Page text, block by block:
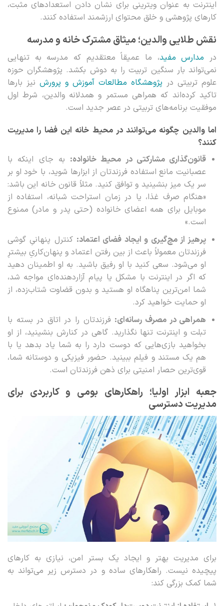
اینترنت به عنوان ویترینی برای نشان دادن استعدادهای مثبت،
کارهای پژوهشی و خلق محتوای ارزشمند استفاده کنند.
نقش طلایی والدین؛ میثاق مشترک خانه و مدرسه
در مدارس مفید، ما عمیقاً معتقدیم که مدرسه به تنهایی
نمی‌تواند بار سنگین تربیت را به دوش بکشد. پژوهشگران حوزه
علوم تربیتی در پژوهشگاه مطالعات آموزش و پرورش نیز بارها
تاکید کرده‌اند که همراهی مستمر و همدلانه والدین، شرط اول
موفقیت برنامه‌های تربیتی در عصر جدید است.
اما والدین چگونه می‌توانند در محیط خانه این فضا را مدیریت
کنند؟
قانون‌گذاری مشارکتی در محیط خانواده: به جای اینکه با
عصبانیت مانع استفاده فرزندتان از ابزارها شوید، با خود او بر
سر یک میز بنشینید و توافق کنید. مثلاً قانون خانه این باشد:
«هنگام صرف غذا، یا در زمان استراحت شبانه، استفاده از
موبایل برای همه اعضای خانواده (حتی پدر و مادر) ممنوع
است.»
پرهیز از مچ‌گیری و ایجاد فضای اعتماد: کنترل پنهانیِ گوشی
فرزندتان معمولاً باعث از بین رفتن اعتماد و پنهان‌کاریِ بیشترِ
او می‌شود. سعی کنید با او رفیق باشید. به او اطمینان دهید
که اگر در اینترنت با مشکل یا پیام آزاردهنده‌ای مواجه شد،
شما امن‌ترین پناهگاه او هستید و بدون قضاوت شتاب‌زده، از
او حمایت خواهید کرد.
همراهی در مصرف رسانه‌ای: فرزندتان را در اتاق در بسته با
تبلت و اینترنت تنها نگذارید. گاهی در کنارش بنشینید، از او
بخواهید بازی‌هایی که دوست دارد را به شما یاد بدهد یا با
هم یک مستند و فیلم ببینید. حضور فیزیکی و دوستانه شما،
قوی‌ترین حصار امنیتی برای ذهن فرزندتان است.
جعبه ابزار اولیا؛ راهکارهای بومی و کاربردی برای
مدیریت دسترسی
برای مدیریت بهتر و ایجاد یک بستر امن، نیازی به کارهای
پیچیده نیست. راهکارهای ساده و در دسترس زیر می‌تواند به
شما کمک بزرگی کند: